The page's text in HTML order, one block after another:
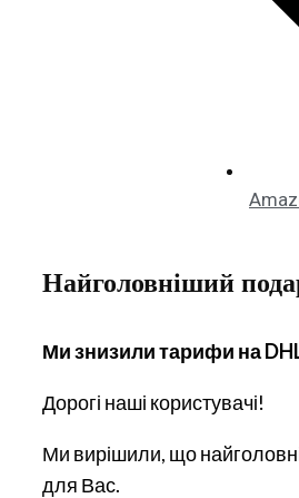
Найголовніший
Ми знизили тарифи на
Дорогі наші користувачі!
Ми вирішили, що
для Вас.